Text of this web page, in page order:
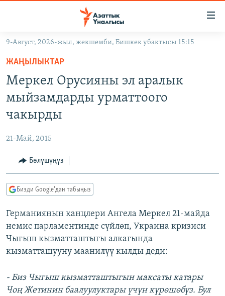
Навигацияга
өтүңүз
Издөөгө
салыңызКЫРГЫЗСТАН
МАДАНИЯТ
ДҮЙНӨ
ТВ ПРОГРАММАЛАР
БҮГҮН АЗАТТЫКТА
ДАНИСТЕ
АЗАТТЫК+
ПОДКАСТ
ОНЛАЙН ШЕРИНЕ
9-Август, 2026-жыл, жекшемби, Бишкек убактысы 15:15
ЖАҢЫЛЫКТАР
Меркел Орусияны эл аралык
мыйзамдарды урматтоого
чакырды
21-Май, 2015
Бөлүшүңүз
Бизди Google'дан табыңыз
Германиянын канцлери Ангела Меркел 21-майда
немис парламентинде сүйлөп, Украина кризиси
Чыгыш кызматташтыгы алкагында
кызматташууну маанилүү кылды деди:
- Биз Чыгыш кызматташтыгын максаты катары
Чоң Жетинин баалуулуктары үчүн күрөшөбүз. Бул